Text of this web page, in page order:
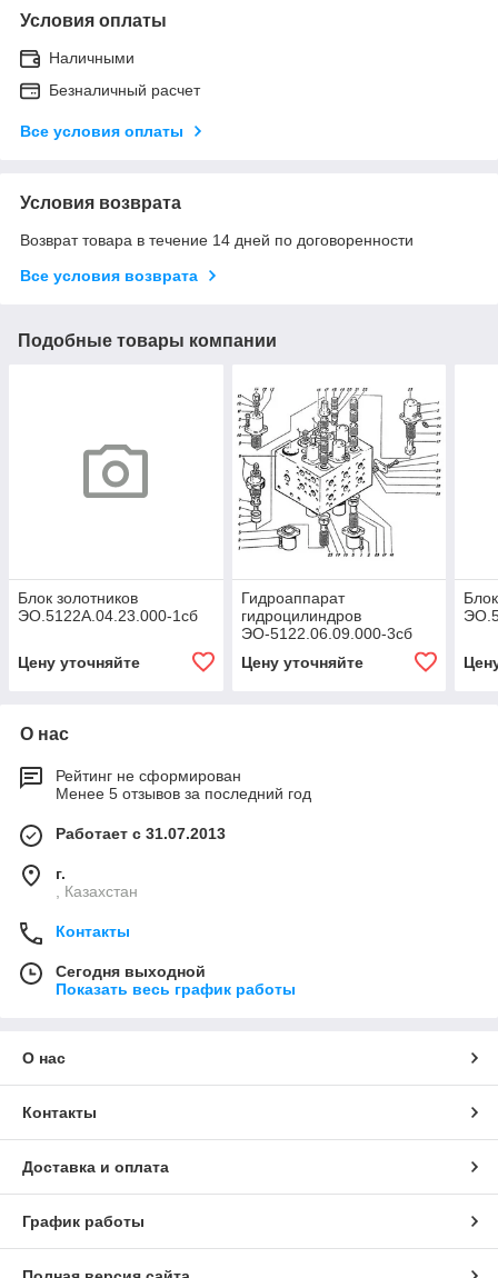
Условия оплаты
Наличными
Безналичный расчет
Все условия оплаты
Условия возврата
Возврат товара в течение 14 дней по договоренности
Все условия возврата
Подобные товары компании
Блок золотников
ЭО.5122А.04.23.000-1сб
Цену уточняйте
Гидроаппарат
гидроцилиндров
ЭО-5122.06.09.000-3сб
Цену уточняйте
О нас
Рейтинг не сформирован
Менее 5 отзывов за последний год
Работает с 31.07.2013
г.
, Казахстан
Контакты
Сегодня выходной
Показать весь график работы
О нас
Контакты
Доставка и оплата
График работы